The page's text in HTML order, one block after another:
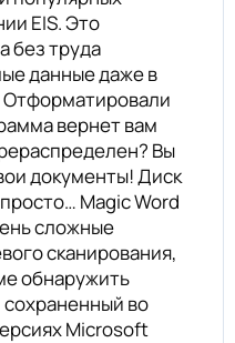
EIS. Это
без труда
данные даже в
Отформатировали
вернет вам
Вы
документы! Диск
Magic Word
сложные
сканирования,
обнаружить
во
Microsoft